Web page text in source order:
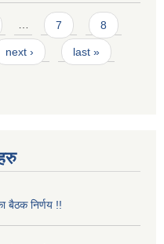
… 7 8
next › last »
बैठक निर्णय !!